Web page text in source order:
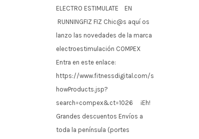
ELECTRO ESTIMULATE EN
RUNNINGFIZ FIZ Chic@s aquí os
lanzo las novedades de la marca
electroestimulación COMPEX
Entra en este enlace:
https://www.fitnessdigital.com/s
howProducts.jsp?
search=compex&ct=1026 ¡Eh!
Grandes descuentos Envíos a
toda la península (portes